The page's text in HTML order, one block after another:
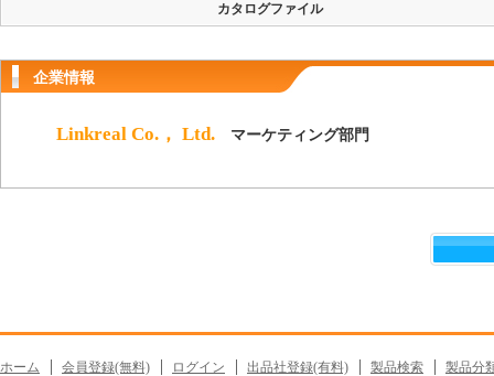
カタログファイル
企業情報
Linkreal Co.， Ltd. マーケティング部門
ホーム 会員登録(無料) ログイン 出品社登録(有料) 製品検索 製品分